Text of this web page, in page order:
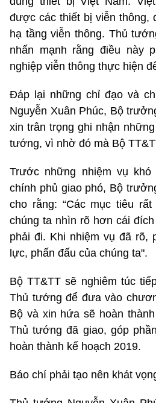
được các thiết bị viễn thông,
hạ tầng viễn thông. Thủ
nhấn mạnh rằng điều này
nghiệp viễn thông thực hiện
Đáp lại những chỉ đạo và
Nguyễn Xuân Phúc, Bộ
xin trân trọng ghi nhận
tướng, vì nhờ đó mà Bộ
Trước những nhiệm vụ
chính phủ giao phó, Bộ
cho rằng: “Các mục tiêu
chúng ta nhìn rõ hơn cái
phải đi. Khi nhiệm vụ đã rõ,
lực, phấn đấu của chúng ta".
Bộ TT&TT sẽ nghiêm túc
Thủ tướng để đưa vào
Bộ và xin hứa sẽ hoàn
Thủ tướng đã giao, góp
hoàn thành kế hoạch 2019.
Báo chí phải tạo nên khát